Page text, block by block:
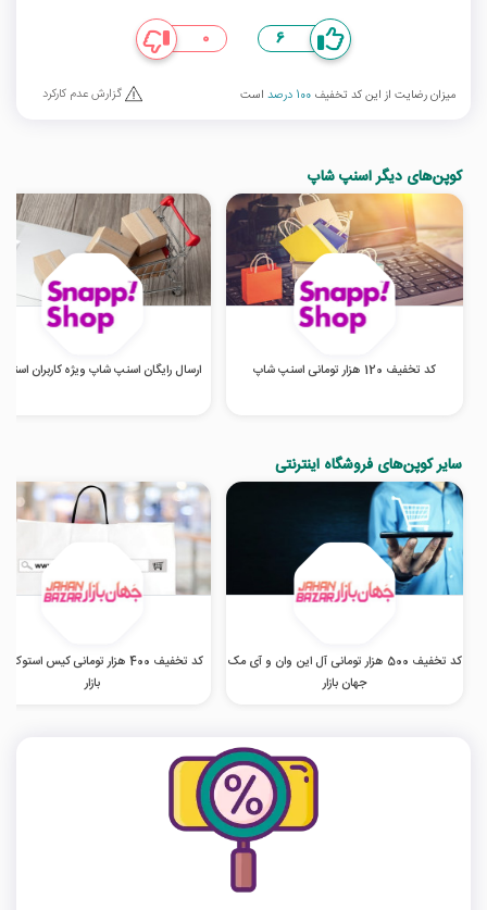
6
0
میزان رضایت از این کد تخفیف 100 درصد است گزارش عدم کارکرد
کوپن‌های دیگر اسنپ شاپ
کد تخفیف 120 هزار تومانی اسنپ شاپ ارسال رایگان اسنپ شاپ ویژه کاربران
سایر کوپن‌های فروشگاه اینترنتی
کد تخفیف 500 هزار تومانی آل این وان و آی مک
جهان بازار
کد تخفیف 400 هزار تومانی کیس
بازار